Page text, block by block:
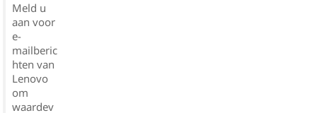
Meld u
aan voor
e-
mailberic
hten van
Lenovo
om
waardev